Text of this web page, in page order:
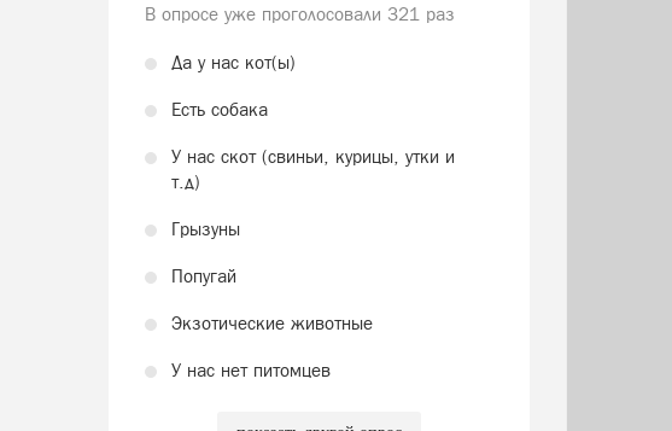
В опросе уже проголосовали 321 раз
Да у нас кот(ы)
Есть собака
У нас скот (свиньи, курицы, утки и
т.д)
Грызуны
Попугай
Экзотические животные
У нас нет питомцев